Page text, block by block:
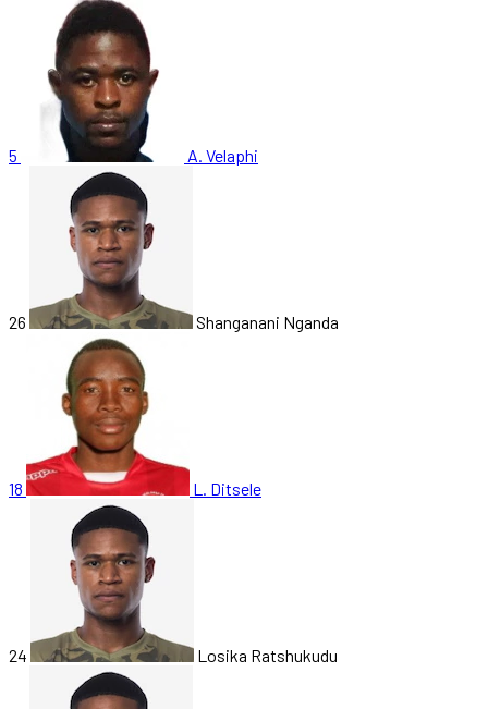
5 A. Velaphi
26 Shanganani Nganda
18 L. Ditsele
24 Losika Ratshukudu